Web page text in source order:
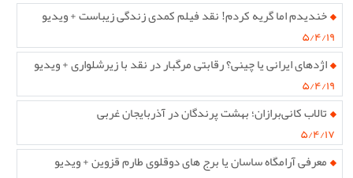
خندیدم اما گریه کردم! نقد فیلم کمدی زندگی زیباست + ویدیو
۵/۴/۱۹
اژدهای ایرانی یا چینی؟ رقابتی مرگبار در نقد با زیرشلواری + ویدیو
۵/۴/۱۹
تالاب کانی‌برازان؛ بهشت پرندگان در آذربایجان غربی
۵/۴/۱۷
معرفی آرامگاه ساسان یا برج های دوقلوی طارم قزوین + ویدیو